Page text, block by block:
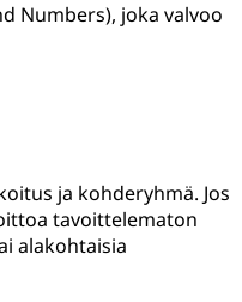
Numbers), joka valvoo
ja kohderyhmä. Jos
tavoittelematon
alakohtaisia